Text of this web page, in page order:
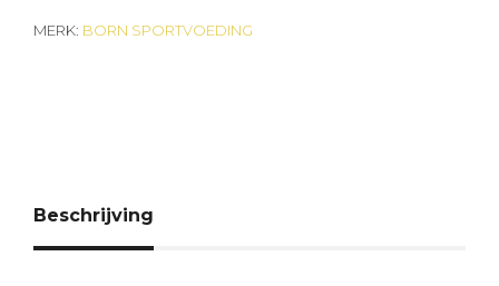
MERK: BORN SPORTVOEDING
Beschrijving